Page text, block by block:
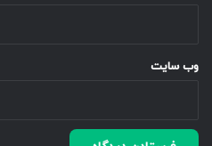
وب‌ سایت